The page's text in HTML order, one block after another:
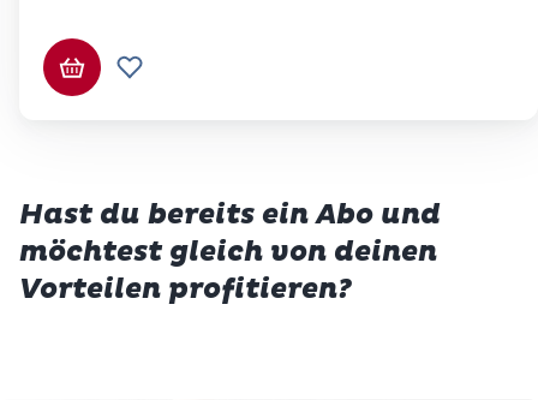
In den Warenkorb
Zur Wunschliste hinzufügen
Hast du bereits ein Abo und
möchtest gleich von deinen
Vorteilen profitieren?